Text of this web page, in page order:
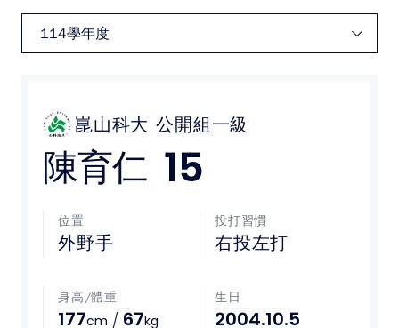
球隊與球員
比賽場地
最新消息
下載專區
聯絡我們
崑山科大 公開組一級
陳育仁 15
位置
外野手
投打習慣
右投左打
身高/體重
177cm / 67kg
生日
2004.10.5